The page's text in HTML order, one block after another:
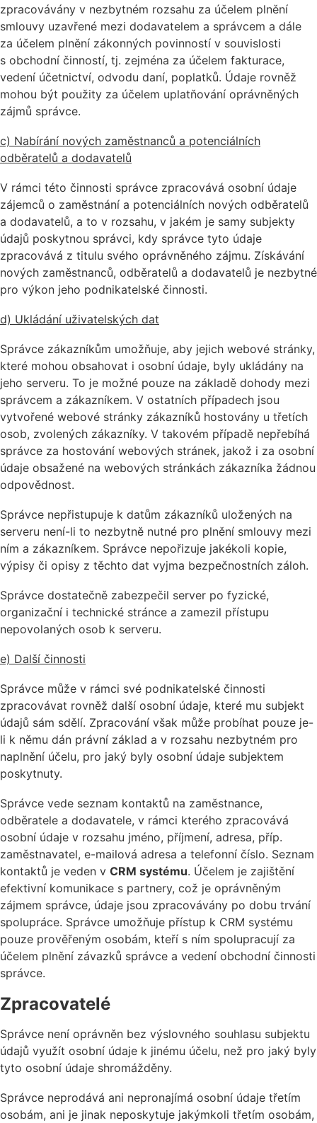
zpracovávány v nezbytném rozsahu za účelem plnění
smlouvy uzavřené mezi dodavatelem a správcem a dále
za účelem plnění zákonných povinností v souvislosti
s obchodní činností, tj. zejména za účelem fakturace,
vedení účetnictví, odvodu daní, poplatků. Údaje rovněž
mohou být použity za účelem uplatňování oprávněných
zájmů správce.
c) Nabírání nových zaměstnanců a potenciálních
odběratelů a dodavatelů
V rámci této činnosti správce zpracovává osobní údaje
zájemců o zaměstnání a potenciálních nových odběratelů
a dodavatelů, a to v rozsahu, v jakém je samy subjekty
údajů poskytnou správci, kdy správce tyto údaje
zpracovává z titulu svého oprávněného zájmu. Získávání
nových zaměstnanců, odběratelů a dodavatelů je nezbytné
pro výkon jeho podnikatelské činnosti.
d) Ukládání uživatelských dat
Správce zákazníkům umožňuje, aby jejich webové stránky,
které mohou obsahovat i osobní údaje, byly ukládány na
jeho serveru. To je možné pouze na základě dohody mezi
správcem a zákazníkem. V ostatních případech jsou
vytvořené webové stránky zákazníků hostovány u třetích
osob, zvolených zákazníky. V takovém případě nepřebíhá
správce za hostování webových stránek, jakož i za osobní
údaje obsažené na webových stránkách zákazníka žádnou
odpovědnost.
Správce nepřistupuje k datům zákazníků uložených na
serveru není-li to nezbytně nutné pro plnění smlouvy mezi
ním a zákazníkem. Správce nepořizuje jakékoli kopie,
výpisy či opisy z těchto dat vyjma bezpečnostních záloh.
Správce dostatečně zabezpečil server po fyzické,
organizační i technické stránce a zamezil přístupu
nepovolaných osob k serveru.
e) Další činnosti
Správce může v rámci své podnikatelské činnosti
zpracovávat rovněž další osobní údaje, které mu subjekt
údajů sám sdělí. Zpracování však může probíhat pouze je-
li k němu dán právní základ a v rozsahu nezbytném pro
naplnění účelu, pro jaký byly osobní údaje subjektem
poskytnuty.
Správce vede seznam kontaktů na zaměstnance,
odběratele a dodavatele, v rámci kterého zpracovává
osobní údaje v rozsahu jméno, příjmení, adresa, příp.
zaměstnavatel, e-mailová adresa a telefonní číslo. Seznam
kontaktů je veden v CRM systému. Účelem je zajištění
efektivní komunikace s partnery, což je oprávněným
zájmem správce, údaje jsou zpracovávány po dobu trvání
spolupráce. Správce umožňuje přístup k CRM systému
pouze prověřeným osobám, kteří s ním spolupracují za
účelem plnění závazků správce a vedení obchodní činnosti
správce.
Zpracovatelé
Správce není oprávněn bez výslovného souhlasu subjektu
údajů využít osobní údaje k jinému účelu, než pro jaký byly
tyto osobní údaje shromážděny.
Správce neprodává ani nepronajímá osobní údaje třetím
osobám, ani je jinak neposkytuje jakýmkoli třetím osobám,